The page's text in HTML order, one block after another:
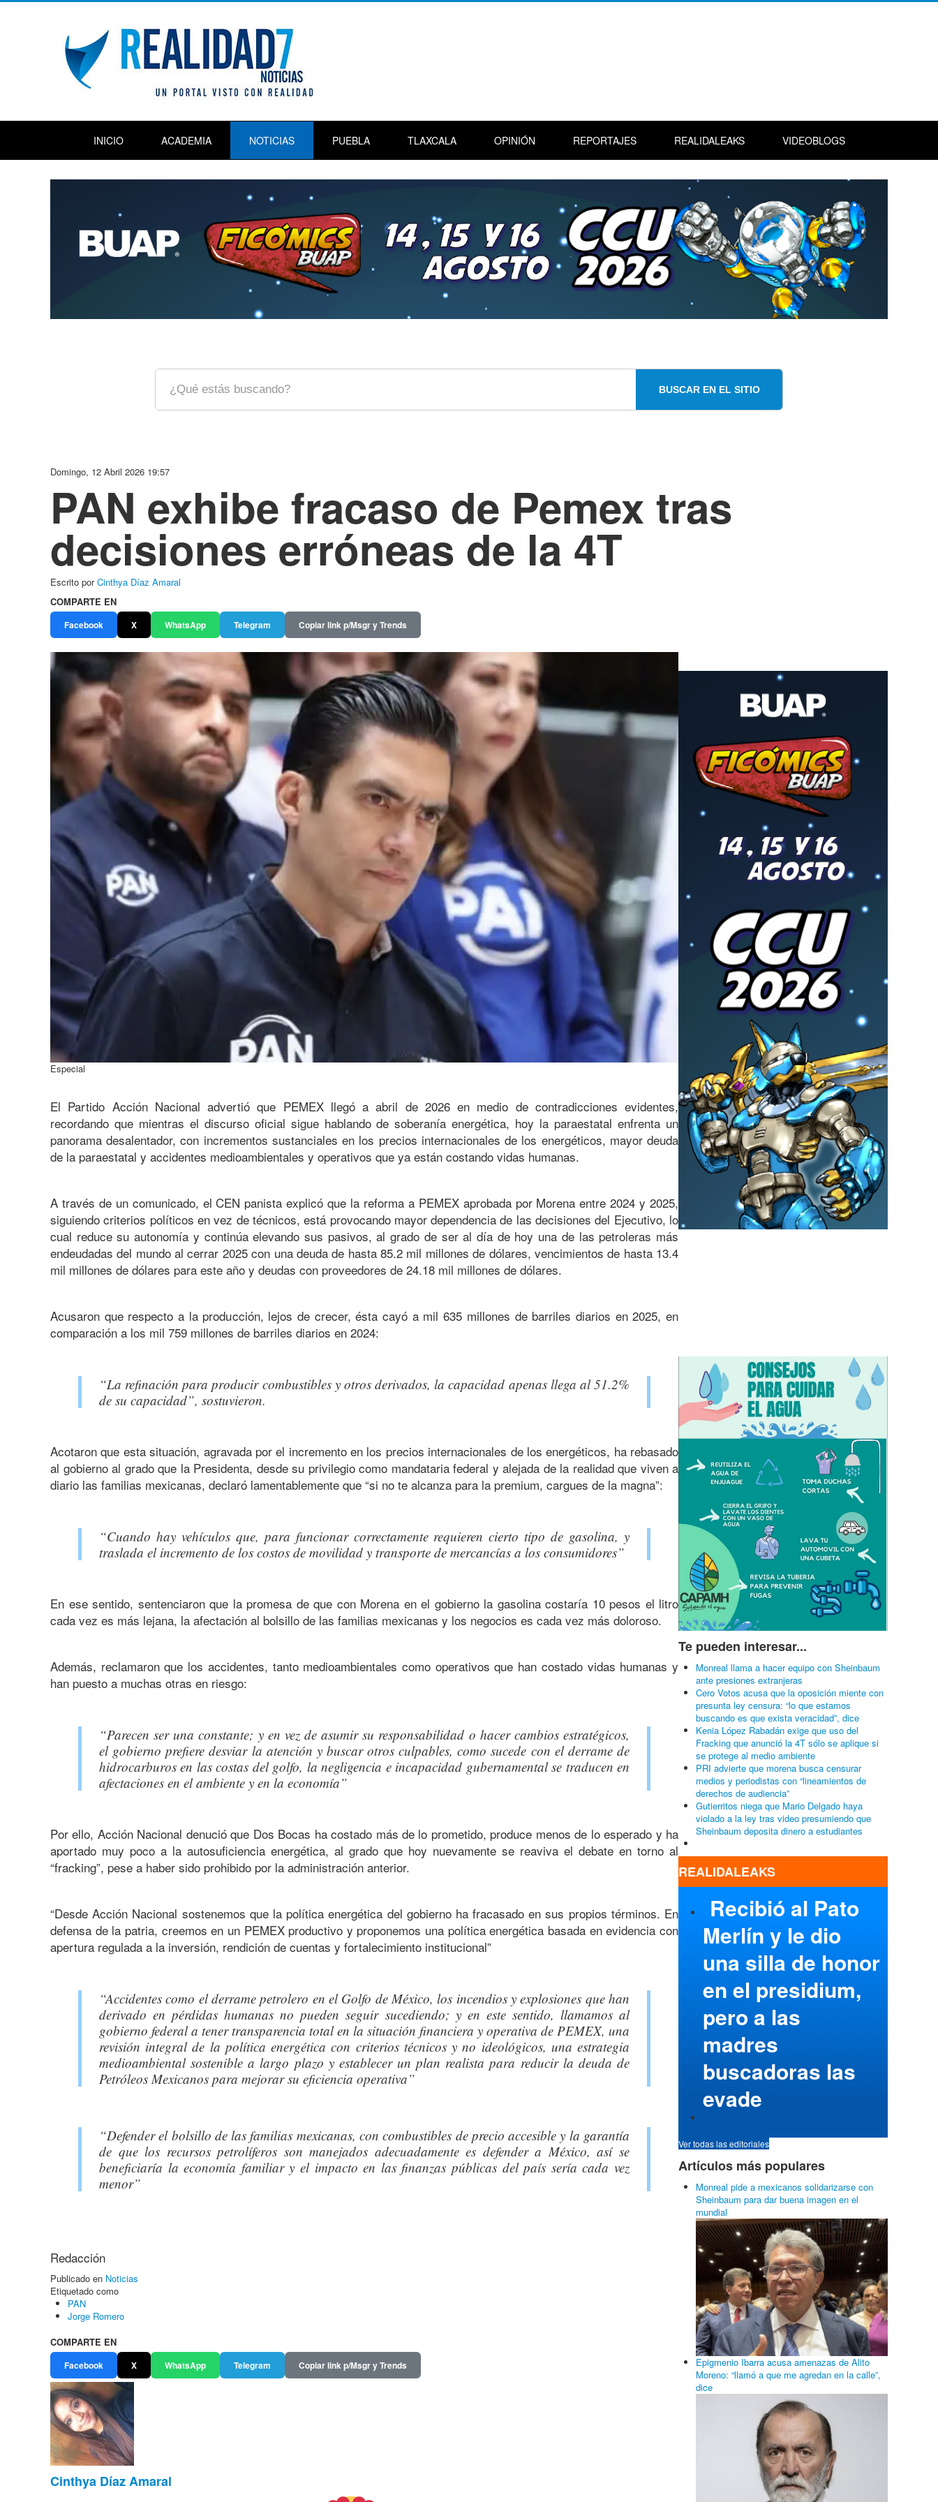
INICIO ACADEMIA NOTICIAS PUEBLA TLAXCALA OPINIÓN REPORTAJES REALIDALEAKS VIDEOBLOGS
BUSCAR EN EL SITIO
Domingo, 12 Abril 2026 19:57
PAN exhibe fracaso de Pemex tras
decisiones erróneas de la 4T
Escrito porCinthya Díaz Amaral
COMPARTE EN
Facebook X WhatsApp Telegram Copiar link p/Msgr y Trends
Especial
El Partido Acción Nacional advertió que PEMEX llegó a abril de 2026 en medio de contradicciones evidentes,
recordando que mientras el discurso oficial sigue hablando de soberanía energética, hoy la paraestatal enfrenta un
panorama desalentador, con incrementos sustanciales en los precios internacionales de los energéticos, mayor deuda
de la paraestatal y accidentes medioambientales y operativos que ya están costando vidas humanas.
A través de un comunicado, el CEN panista explicó que la reforma a PEMEX aprobada por Morena entre 2024 y 2025,
siguiendo criterios políticos en vez de técnicos, está provocando mayor dependencia de las decisiones del Ejecutivo, lo
cual reduce su autonomía y continúa elevando sus pasivos, al grado de ser al día de hoy una de las petroleras más
endeudadas del mundo al cerrar 2025 con una deuda de hasta 85.2 mil millones de dólares, vencimientos de hasta 13.4
mil millones de dólares para este año y deudas con proveedores de 24.18 mil millones de dólares.
Acusaron que respecto a la producción, lejos de crecer, ésta cayó a mil 635 millones de barriles diarios en 2025, en
comparación a los mil 759 millones de barriles diarios en 2024:
“La refinación para producir combustibles y otros derivados, la capacidad apenas llega al 51.2%
de su capacidad”, sostuvieron.
Acotaron que esta situación, agravada por el incremento en los precios internacionales de los energéticos, ha rebasado
al gobierno al grado que la Presidenta, desde su privilegio como mandataria federal y alejada de la realidad que viven a
diario las familias mexicanas, declaró lamentablemente que “si no te alcanza para la premium, cargues de la magna”:
“Cuando hay vehículos que, para funcionar correctamente requieren cierto tipo de gasolina, y
traslada el incremento de los costos de movilidad y transporte de mercancías a los consumidores”
En ese sentido, sentenciaron que la promesa de que con Morena en el gobierno la gasolina costaría 10 pesos el litro
cada vez es más lejana, la afectación al bolsillo de las familias mexicanas y los negocios es cada vez más doloroso.
Además, reclamaron que los accidentes, tanto medioambientales como operativos que han costado vidas humanas y
han puesto a muchas otras en riesgo:
“Parecen ser una constante; y en vez de asumir su responsabilidad o hacer cambios estratégicos,
el gobierno prefiere desviar la atención y buscar otros culpables, como sucede con el derrame de
hidrocarburos en las costas del golfo, la negligencia e incapacidad gubernamental se traducen en
afectaciones en el ambiente y en la economía”
Por ello, Acción Nacional denució que Dos Bocas ha costado más de lo prometido, produce menos de lo esperado y ha
aportado muy poco a la autosuficiencia energética, al grado que hoy nuevamente se reaviva el debate en torno al
“fracking”, pese a haber sido prohibido por la administración anterior.
“Desde Acción Nacional sostenemos que la política energética del gobierno ha fracasado en sus propios términos. En
defensa de la patria, creemos en un PEMEX productivo y proponemos una política energética basada en evidencia con
apertura regulada a la inversión, rendición de cuentas y fortalecimiento institucional”
“Accidentes como el derrame petrolero en el Golfo de México, los incendios y explosiones que han
derivado en pérdidas humanas no pueden seguir sucediendo; y en este sentido, llamamos al
gobierno federal a tener transparencia total en la situación financiera y operativa de PEMEX, una
revisión integral de la política energética con criterios técnicos y no ideológicos, una estrategia
medioambiental sostenible a largo plazo y establecer un plan realista para reducir la deuda de
Petróleos Mexicanos para mejorar su eficiencia operativa”
“Defender el bolsillo de las familias mexicanas, con combustibles de precio accesible y la garantía
de que los recursos petrolíferos son manejados adecuadamente es defender a México, así se
beneficiaría la economía familiar y el impacto en las finanzas públicas del país sería cada vez
menor”
Redacción
Publicado en Noticias
Etiquetado como
PAN
Jorge Romero
COMPARTE EN
Facebook X WhatsApp Telegram Copiar link p/Msgr y Trends
Cinthya Díaz Amaral
Te pueden interesar...
Monreal llama a hacer equipo con Sheinbaum
ante presiones extranjeras
Cero Votos acusa que la oposición miente con
presunta ley censura: “lo que estamos
buscando es que exista veracidad”, dice
Kenia López Rabadán exige que uso del
Fracking que anunció la 4T sólo se aplique si
se protege al medio ambiente
PRI advierte que morena busca censurar
medios y periodistas con “lineamientos de
derechos de audiencia”
Gutierritos niega que Mario Delgado haya
violado a la ley tras video presumiendo que
Sheinbaum deposita dinero a estudiantes
REALIDALEAKS
Recibió al Pato
Merlín y le dio
una silla de honor
en el presidium,
pero a las
madres
buscadoras las
evade
Ver todas las editoriales
Artículos más populares
Monreal pide a mexicanos solidarizarse con
Sheinbaum para dar buena imagen en el
mundial
Epigmenio Ibarra acusa amenazas de Alito
Moreno: “llamó a que me agredan en la calle”,
dice